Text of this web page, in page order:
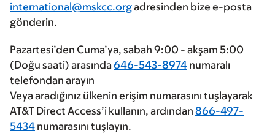
international@mskcc.orgadresinden bize e-posta
gönderin.
Pazartesi’den Cuma’ya, sabah 9:00 - akşam 5:00
(Doğu saati) arasında646-543-8974 numaralı
telefondan arayın
Veya aradığınız ülkenin erişim numarasını tuşlayarak
AT&T Direct Access’i kullanın, ardından 866-497-
5434 numarasını tuşlayın.